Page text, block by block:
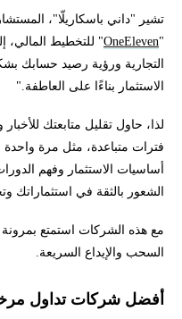
تشير "داني باسكاريلّا"،
"
OneEleven" للتخطيط المالي،
التجارية ورؤية رصيد حسابك
الاستثمار بناءًا على العاطفة."
لذا، حاول تقليل متابعتك
فترات متباعدة، مثل مرة
أساسيات الاستثمار وفهم
الشعور بالثقة في استثماراتك
مع هذه الشركات استمتع
السحب والإيداع السريعة.
أفضل شركات تداول